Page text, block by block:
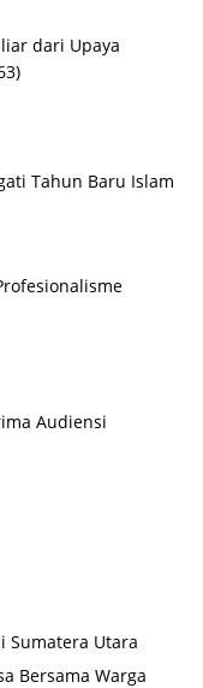
dari Upaya
Tahun Baru Islam
Audiensi
Sumatera Utara
Bersama Warga